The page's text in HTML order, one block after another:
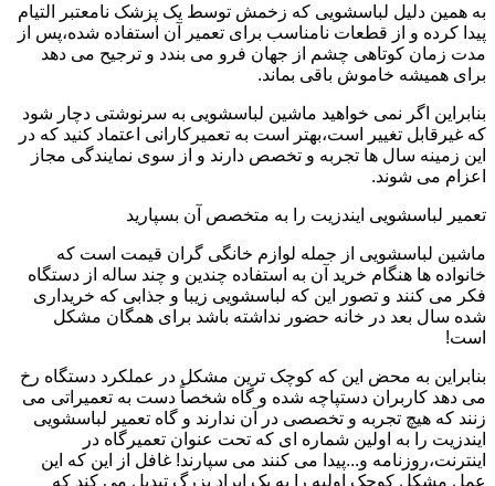
به همین دلیل لباسشویی که زخمش توسط یک پزشک نامعتبر التیام
پیدا کرده و از قطعات نامناسب برای تعمیر آن استفاده شده،پس از
مدت زمان کوتاهی چشم از جهان فرو می بندد و ترجیح می دهد
برای همیشه خاموش باقی بماند.
بنابراین اگر نمی خواهید ماشین لباسشویی به سرنوشتی دچار شود
که غیرقابل تغییر است،بهتر است به تعمیرکارانی اعتماد کنید که در
این زمینه سال ها تجربه و تخصص دارند و از سوی نمایندگی مجاز
اعزام می شوند.
تعمیر لباسشویی ایندزیت را به متخصص آن بسپارید
ماشین لباسشویی از جمله لوازم خانگی گران قیمت است که
خانواده ها هنگام خرید آن به استفاده چندین و چند ساله از دستگاه
فکر می کنند و تصور این که لباسشویی زیبا و جذابی که خریداری
شده سال بعد در خانه حضور نداشته باشد برای همگان مشکل
است!
بنابراین به محض این که کوچک ترین مشکل در عملکرد دستگاه رخ
می دهد کاربران دستپاچه شده و گاه شخصاً دست به تعمیراتی می
زنند که هیچ تجربه و تخصصی در آن ندارند و گاه تعمیر لباسشویی
ایندزیت را به اولین شماره ای که تحت عنوان تعمیرگاه در
اینترنت،روزنامه و...پیدا می کنند می سپارند! غافل از این که این
عمل مشکل کوچک اولیه را به یک ایراد بزرگ تبدیل می کند که